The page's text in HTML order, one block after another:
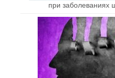
при заболеваниях